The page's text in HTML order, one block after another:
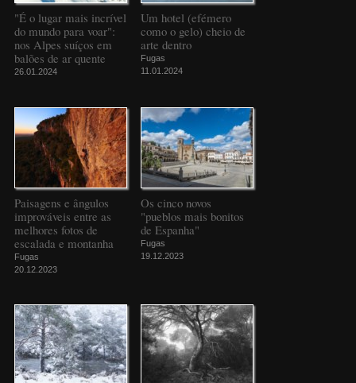
"É o lugar mais incrível
do mundo para voar":
nos Alpes suíços em
balões de ar quente
26.01.2024
Um hotel (efémero
como o gelo) cheio de
arte dentro
Fugas
11.01.2024
Paisagens e ângulos
improváveis entre as
melhores fotos de
escalada e montanha
Fugas
20.12.2023
Os cinco novos
"pueblos mais bonitos
de Espanha"
Fugas
19.12.2023